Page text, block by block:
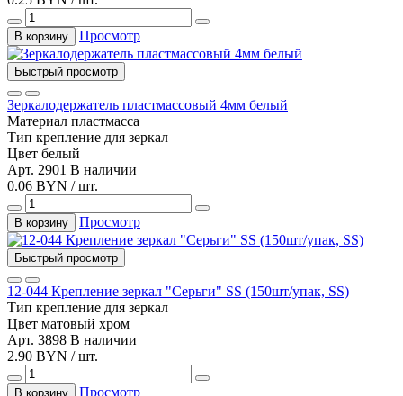
В корзину Просмотр
Быстрый просмотр
Зеркалодержатель пластмассовый 4мм белый
Материал пластмасса
Тип крепление для зеркал
Цвет белый
Арт. 2901 В наличии
0.06 BYN / шт.
В корзину Просмотр
Быстрый просмотр
12-044 Крепление зеркал "Серьги" SS (150шт/упак, SS)
Тип крепление для зеркал
Цвет матовый хром
Арт. 3898 В наличии
2.90 BYN / шт.
В корзину Просмотр